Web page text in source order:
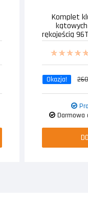
Komplet
rękojeścią
Okazja!
Darmowa